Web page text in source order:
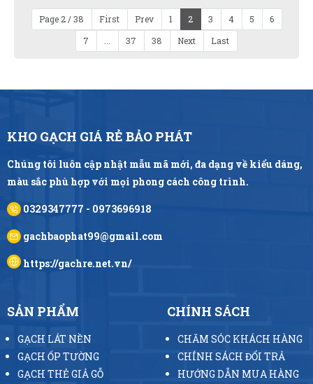
Page 2 / 38 First Prev 1 2 3 4 5
6
7
37 38 Next Last
KHO GẠCH GIÁ RẺ BẢO PHÁT
Chúng tôi luôn cập nhật mẫu mã mới, đa dạng về kiểu dáng,
màu sắc phù hợp với mọi phong cách công trình.
0329347777 - 0973696918
gachbaophat99@gmail.com
https://gachre.net.vn/
SẢN PHẨM
GẠCH LÁT NỀN
GẠCH ỐP TƯỜNG
GẠCH THẺ GIẢ GỖ
CHÍNH SÁCH
CHĂM SÓC KHÁCH HÀNG
CHÍNH SÁCH ĐỔI TRẢ
HƯỚNG DẪN MUA HÀNG